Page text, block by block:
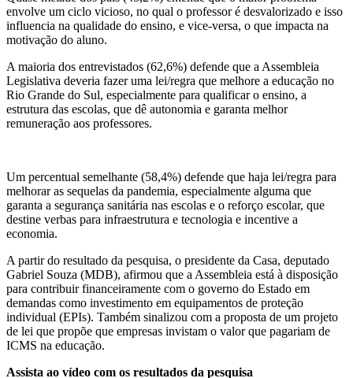
envolve um ciclo vicioso, no qual o professor é desvalorizado e isso
influencia na qualidade do ensino, e vice-versa, o que impacta na
motivação do aluno.
A maioria dos entrevistados (62,6%) defende que a Assembleia
Legislativa deveria fazer uma lei/regra que melhore a educação no
Rio Grande do Sul, especialmente para qualificar o ensino, a
estrutura das escolas, que dê autonomia e garanta melhor
remuneração aos professores.
Um percentual semelhante (58,4%) defende que haja lei/regra para
melhorar as sequelas da pandemia, especialmente alguma que
garanta a segurança sanitária nas escolas e o reforço escolar, que
destine verbas para infraestrutura e tecnologia e incentive a
economia.
A partir do resultado da pesquisa, o presidente da Casa, deputado
Gabriel Souza (MDB), afirmou que a Assembleia está à disposição
para contribuir financeiramente com o governo do Estado em
demandas como investimento em equipamentos de proteção
individual (EPIs). Também sinalizou com a proposta de um projeto
de lei que propõe que empresas invistam o valor que pagariam de
ICMS na educação.
Assista ao vídeo com os resultados da pesquisa